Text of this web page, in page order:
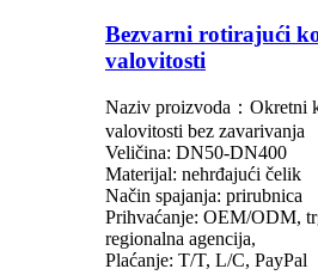
Bezvarni rotirajući
valovitosti
Naziv proizvoda：Okretni
valovitosti bez zavarivanja
Veličina: DN50-DN400
Materijal: nehrđajući čelik
Način spajanja: prirubnica
Prihvaćanje: OEM/ODM,
regionalna agencija,
Plaćanje: T/T, L/C, PayPal